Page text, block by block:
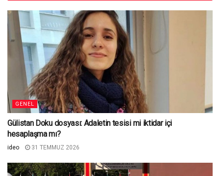
GENEL
Gülistan Doku dosyası: Adaletin tesisi mi iktidar içi
hesaplaşma mı?
ideo 31 TEMMUZ 2026